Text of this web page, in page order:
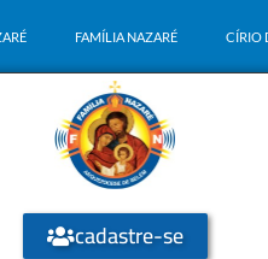
FAMÍLIA NAZARÉ CÍRIO
cadastre-se